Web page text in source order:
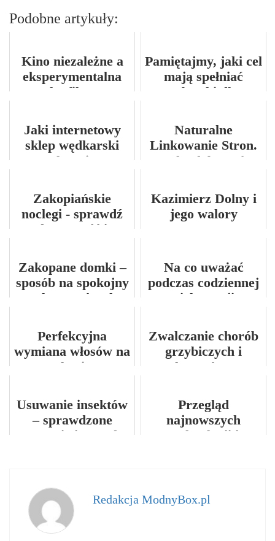
Podobne artykuły:
Kino niezależne a
eksperymentalna
sztuka filmowa:
produkcje filmowe?
Pamiętajmy, jaki cel
mają spełniać
zabawki dla
Jaki internetowy
sklep wędkarski
polecacie?
Naturalne
Linkowanie Stron.
Jak zdobywać
Zakopiańskie
noclegi - sprawdź
dostępność i
komfortowy
wypoczynek
Kazimierz Dolny i
jego walory
Zakopane domki –
sposób na spokojny
urlop w górach
Na co uważać
podczas codziennej
pielęgnacji
Perfekcyjna
wymiana włosów na
głowie
Zwalczanie chorób
grzybiczych i
chwastów w
Usuwanie insektów
– sprawdzone
strategie i metody
Przegląd
najnowszych
technologii i
roślin.
Redakcja ModnyBox.pl